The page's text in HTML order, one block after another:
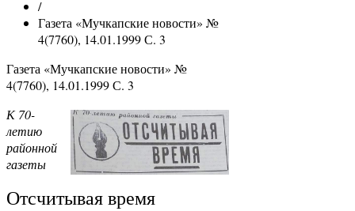
/
Газета «Мучкапские новости» №
4(7760), 14.01.1999 С. 3
Газета «Мучкапские новости» №
4(7760), 14.01.1999 С. 3
К 70-
летию
районной
газеты
Отсчитывая время